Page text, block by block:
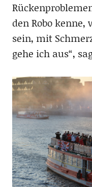
den Robo
sein, mit
gehe ich aus“,